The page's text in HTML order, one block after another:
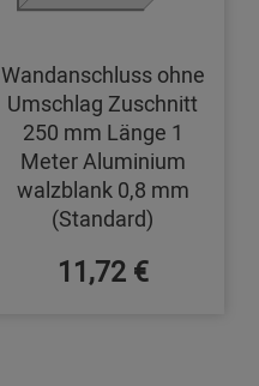
Wandanschluss ohne
Umschlag Zuschnitt
250 mm Länge 1
Meter Aluminium
walzblank 0,8 mm
(Standard)
11,72 €